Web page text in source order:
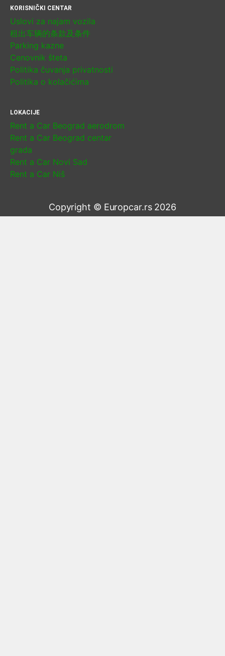
KORISNIČKI CENTAR
Uslovi za najam vozila
租出车辆的条款及条件
Parking kazne
Cenovnik šteta
Politika čuvanja privatnosti
Politika o kolačićima
LOKACIJE
Rent a Car Beograd aerodrom
Rent a Car Beograd centar
grada
Rent a Car Novi Sad
Rent a Car Niš
Copyright © Europcar.rs 2026